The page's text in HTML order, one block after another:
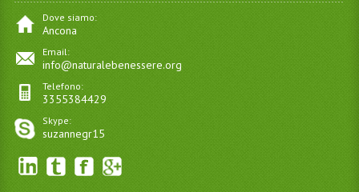
Dove siamo:
Ancona
Email:
info@naturalebenessere.org
Telefono:
3355384429
Skype:
suzannegr15